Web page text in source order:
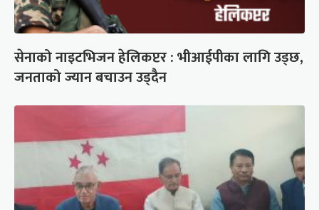
सेनाको नाइटभिजन हेलिकप्टर : भीआईपीका लागि उड्छ,
जनताको ज्यान बचाउन उड्दैन